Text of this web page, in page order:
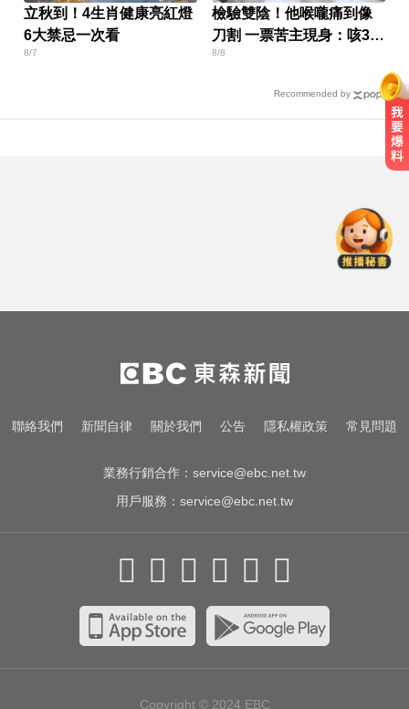
立秋到！4生肖健康亮紅燈
6大禁忌一次看
8/7
檢驗雙陰！他喉嚨痛到像
刀割 一票苦主現身：咳3周
還沒好
8/8
Recommended by
死刑
五角大廈再公開UFO檔案 飛官阿富
汗驚見「巨大三角形」
天天吃燒烤香腸 14歲女竟罹大腸癌
聯絡我們 新聞自律 關於我們 公告 隱私權政策 常見問題
業務行銷合作： service@ebc.net.tw
用戶服務： service@ebc.net.tw
Copyright © 2024 EBC